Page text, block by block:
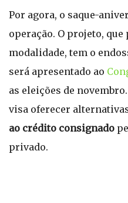
Por agora, o saque-
operação. O projeto,
modalidade, tem o
será apresentado ao
as eleições de
visa oferecer
ao crédito consignado
privado.